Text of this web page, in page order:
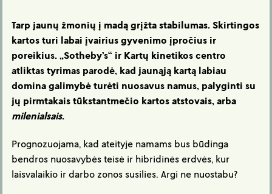
Tarp jaunų žmonių į madą grįžta stabilumas. Skirtingos
kartos turi labai įvairius gyvenimo įpročius ir
poreikius. „Sotheby’s“ ir Kartų kinetikos centro
atliktas tyrimas parodė, kad jaunąją kartą labiau
domina galimybė turėti nuosavus namus, palyginti su
jų pirmtakais tūkstantmečio kartos atstovais, arba
milenialsais.
Prognozuojama, kad ateityje namams bus būdinga
bendros nuosavybės teisė ir hibridinės erdvės, kur
laisvalaikio ir darbo zonos susilies. Argi ne nuostabu?